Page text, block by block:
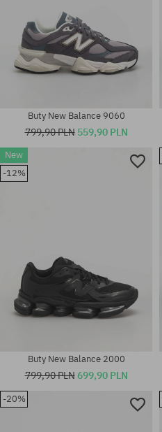
Dostępne rozmiary:
36; 37; 37.5; 38.5; 40; 40.5; 43;
Buty New Balance 9060
799,90 PLN 559,90 PLN
New
-12%
Buty New Balance 2000
799,90 PLN699,90 PLN
-20%